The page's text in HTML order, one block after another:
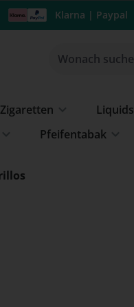
Klarna | Paypal
Liquids
Pfeifentabak